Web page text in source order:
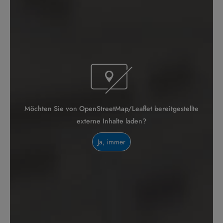
Möchten Sie von OpenStreetMap/Leaflet bereitgestellte
externe Inhalte laden?
Ja, immer